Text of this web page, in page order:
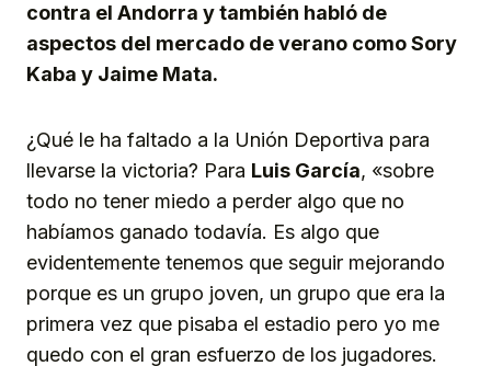
contra el Andorra y también habló de
aspectos del mercado de verano como Sory
Kaba y Jaime Mata.
¿Qué le ha faltado a la Unión Deportiva para
llevarse la victoria? Para Luis García, «sobre
todo no tener miedo a perder algo que no
habíamos ganado todavía. Es algo que
evidentemente tenemos que seguir mejorando
porque es un grupo joven, un grupo que era la
primera vez que pisaba el estadio pero yo me
quedo con el gran esfuerzo de los jugadores.